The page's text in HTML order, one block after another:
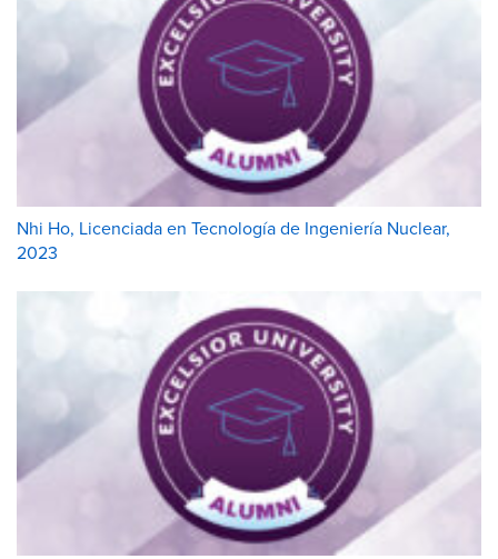
Nhi Ho, Licenciada en Tecnología de Ingeniería Nuclear,
2023